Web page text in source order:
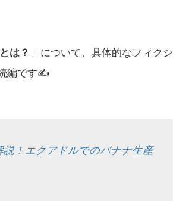
は？ 」について、具体的なフィクシ
編です✍️
説！エクアドルでのバナナ生産